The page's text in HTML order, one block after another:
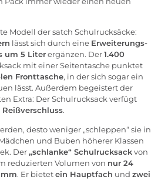
Modell der satch Schulrucksäcke:
lässt sich durch eine Erweiterungs-
um 5 Literergänzen. Der1.400
mit einer Seitentasche punktet
Fronttasche, in der sich sogar ein
lässt. Außerdem begeistert der
Extra: Der Schulrucksack verfügt
.
desto weniger „schleppen“ sie in
und Buben höherer Klassen
Der„schlanke“ Schulrucksackvon
reduzierten Volumen von nur 24
. Er bietetein Hauptfach und zwei